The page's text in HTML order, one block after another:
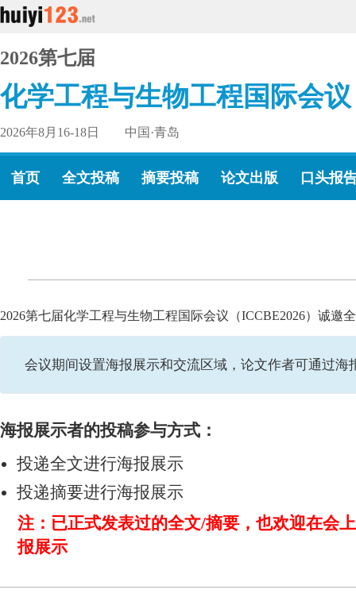
2026第七届
化学工程与生物工程国际会议
2026年8月16-18日 中国·青岛
首页 全文投稿 摘要投稿 论文出版 口头报
2026第七届化学工程与生物工程国际会议（ICCBE2026）诚邀
会议期间设置海报展示和交流区域，论文作者可通过海
海报展示者的投稿参与方式：
投递全文进行海报展示
投递摘要进行海报展示
注：已正式发表过的全文/摘要，也欢迎在会
报展示